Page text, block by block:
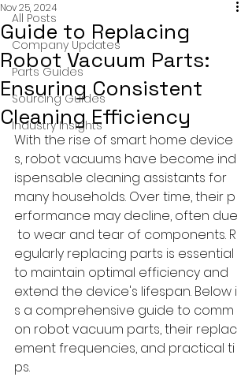
All Posts
Company Updates
Parts Guides
Sourcing Guides
Industry Insights
Guide to Replacing
Robot Vacuum Parts:
Ensuring Consistent
Cleaning Efficiency
Nov 25, 2024
With the rise of smart home device
s, robot vacuums have become ind
ispensable cleaning assistants for
many households. Over time, their p
erformance may decline, often due
to wear and tear of components. R
egularly replacing parts is essential
to maintain optimal efficiency and
extend the device's lifespan. Below i
s a comprehensive guide to comm
on robot vacuum parts, their replac
ement frequencies, and practical ti
ps.